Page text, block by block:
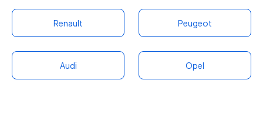
de eerste generatie.
Renault Peugeot
Audi Opel